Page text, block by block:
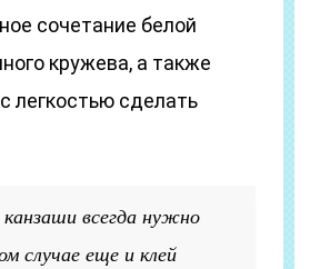
сочетание белой
кружева, а также
легкостью сделать
всегда нужно
случае еще и клей